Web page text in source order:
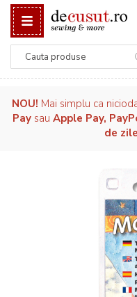
NOU! Mai simplu ca
Pay sau Apple Pay,
de